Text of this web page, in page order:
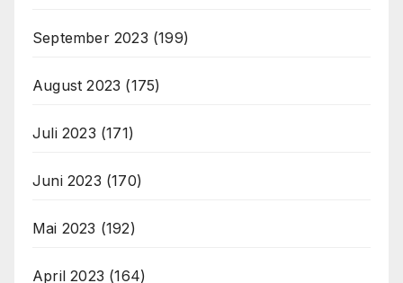
September 2023 (199)
August 2023 (175)
Juli 2023 (171)
Juni 2023 (170)
Mai 2023 (192)
April 2023 (164)